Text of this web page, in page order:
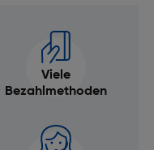
Viele
Bezahlmethoden